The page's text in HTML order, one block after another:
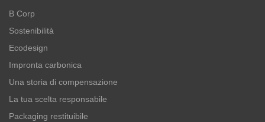
B Corp
Sostenibilità
Ecodesign
Impronta carbonica
Una storia di compensazione
La tua scelta responsabile
Packaging restituibile